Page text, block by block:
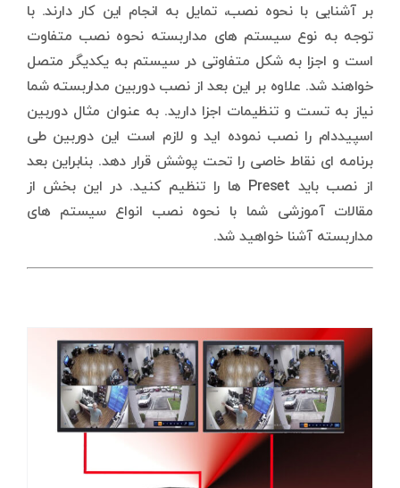
بر آشنایی با نحوه نصب، تمایل به انجام این کار دارند. با
توجه به نوع سیستم های مداربسته نحوه نصب متفاوت
است و اجزا به شکل متفاوتی در سیستم به یکدیگر متصل
خواهند شد. علاوه بر این بعد از نصب دوربین مداربسته شما
نیاز به تست و تنظیمات اجزا دارید. به عنوان مثال دوربین
اسپیددام را نصب نموده اید و لازم است این دوربین طی
برنامه ای نقاط خاصی را تحت پوشش قرار دهد. بنابراین بعد
از نصب باید Preset ها را تنظیم کنید. در این بخش از
مقالات آموزشی شما با نحوه نصب انواع سیستم های
مداربسته آشنا خواهید شد.